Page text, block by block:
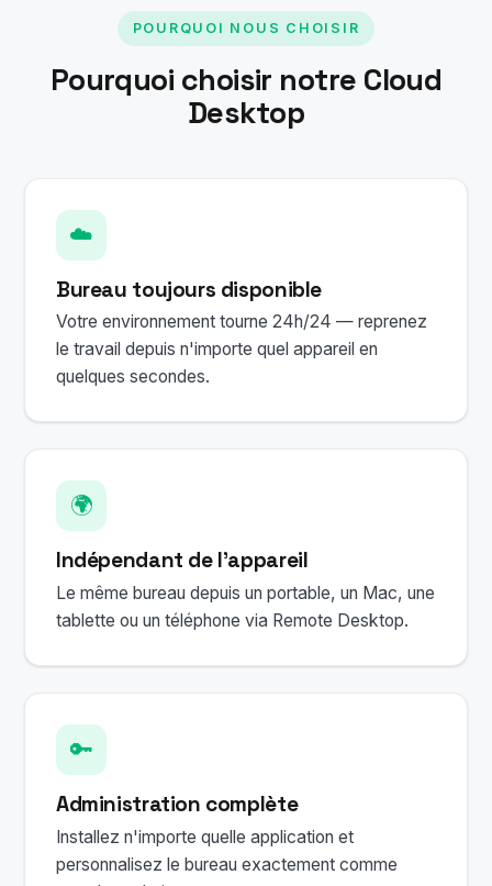
POURQUOI NOUS CHOISIR
Pourquoi choisir notre Cloud
Desktop
☁️
Bureau toujours disponible
Votre environnement tourne 24h/24 — reprenez
le travail depuis n'importe quel appareil en
quelques secondes.
🌍
Indépendant de l'appareil
Le même bureau depuis un portable, un Mac, une
tablette ou un téléphone via Remote Desktop.
🔑
Administration complète
Installez n'importe quelle application et
personnalisez le bureau exactement comme